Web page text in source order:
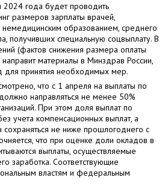
2024 года будет проводить
размеров зарплаты врачей,
образованием, среднего
получивших специальную соцвыплату. В
(фактов снижения размера оплаты
материалы в Минздрав России,
для принятия необходимых мер.
что с 1 апреля на выплаты по
направляться не менее 50%
При этом доля выплат по
учета компенсационных выплат, а
не ниже прошлогоднего с
что при оценке доли окладов в
выплаты, осуществляемые
заработка. Соответствующие
властям и федеральным